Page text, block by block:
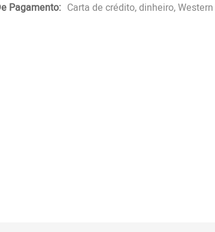
Pagamento: Carta de crédito, dinheiro,